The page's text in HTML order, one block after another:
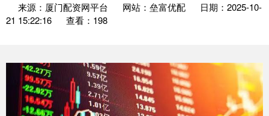
来源：厦门配资网平台 网站：垒富优配
日期：2025-10-
21 15:22:16
查看：198